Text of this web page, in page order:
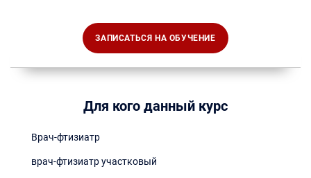
ЗАПИСАТЬСЯ НА ОБУЧЕНИЕ
Для кого данный курс
Врач-фтизиатр
врач-фтизиатр участковый